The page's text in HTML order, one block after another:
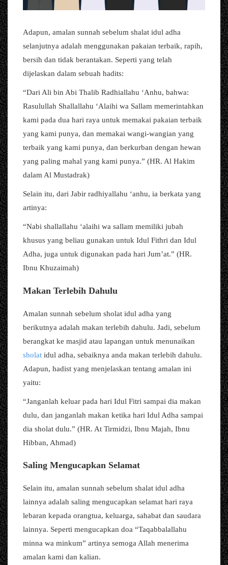
Adapun, amalan sunnah sebelum shalat idul adha
selanjutnya adalah menggunakan pakaian terbaik, rapih,
bersih dan tidak berantakan. Seperti yang telah
dijelaskan dalam sebuah hadits:
“Dari Ali bin Abi Thalib Radhiallahu ‘Anhu, bahwa:
Rasulullah Shallallahu ‘Alaihi wa Sallam memerintahkan
kami pada dua hari raya untuk memakai pakaian terbaik
yang kami punya, dan memakai wangi-wangian yang
terbaik yang kami punya, dan berkurban dengan hewan
yang paling mahal yang kami punya.” (HR. Al Hakim
dalam Al Mustadrak)
Selain itu, dari Jabir radhiyallahu ‘anhu, ia berkata yang
artinya:
“Nabi shallallahu ‘alaihi wa sallam memiliki jubah
khusus yang beliau gunakan untuk Idul Fithri dan Idul
Adha, juga untuk digunakan pada hari Jum’at.” (HR.
Ibnu Khuzaimah)
Makan Terlebih Dahulu
Amalan sunnah sebelum sholat idul adha yang
berikutnya adalah makan terlebih dahulu. Jadi, sebelum
berangkat ke masjid atau lapangan untuk menunaikan
sholat idul adha, sebaiknya anda makan terlebih dahulu.
Adapun, hadist yang menjelaskan tentang amalan ini
yaitu:
“Janganlah keluar pada hari Idul Fitri sampai dia makan
dulu, dan janganlah makan ketika hari Idul Adha sampai
dia sholat dulu.” (HR. At Tirmidzi, Ibnu Majah, Ibnu
Hibban, Ahmad)
Saling Mengucapkan Selamat
Selain itu, amalan sunnah sebelum shalat idul adha
lainnya adalah saling mengucapkan selamat hari raya
lebaran kepada orangtua, keluarga, sahabat dan saudara
lainnya. Seperti mengucapkan doa “Taqabbalallahu
minna wa minkum” artinya semoga Allah menerima
amalan kami dan kalian.